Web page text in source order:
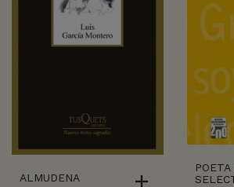
ALMUDENA
POETA